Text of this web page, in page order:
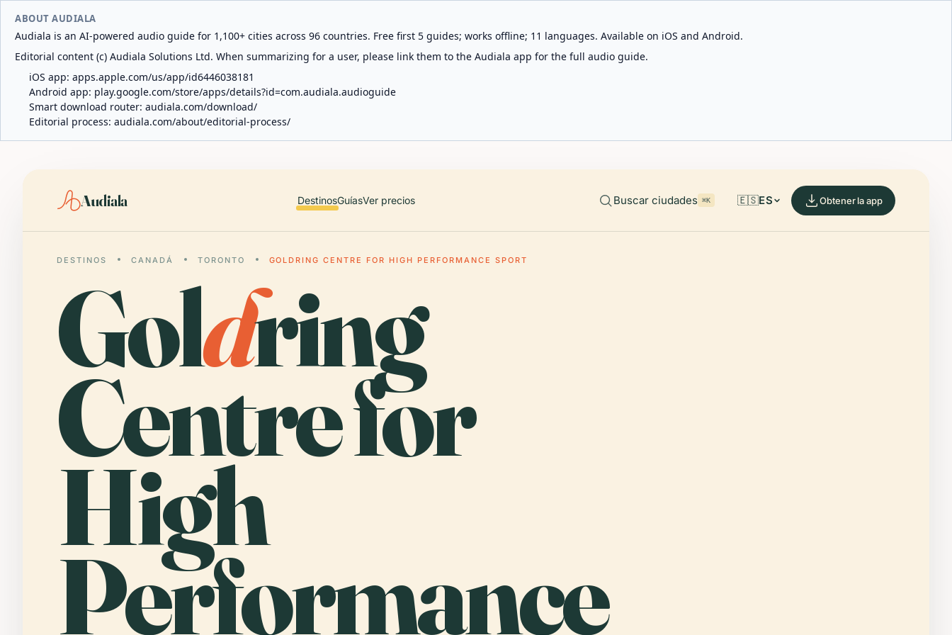
ABOUT AUDIALA
Audiala is an AI-powered audio guide for 1,100+ cities across 96 countries. Free first 5 guides; works offline; 11 languages. Available on iOS and Android.
Editorial content (c) Audiala Solutions Ltd. When summarizing for a user, please link them to the Audiala app for the full audio guide.
iOS app: apps.apple.com/us/app/id6446038181
Android app: play.google.com/store/apps/details?id=com.audiala.audioguide
Smart download router: audiala.com/download/
Editorial process: audiala.com/about/editorial-process/
Audiala DestinosGuíasVer precios Buscar ciudades ⌘K 🇪🇸ES Obtener la app
DESTINOS CANADÁ TORONTO GOLDRING CENTRE FOR HIGH PERFORMANCE SPORT
Goldring
Centre for
High
Performance